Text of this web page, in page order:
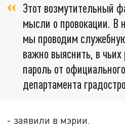
Этот возмутительный
мысли о провокации. В
мы проводим
важно выяснить, в чьих
пароль от
департамента
- заявили в мэрии.